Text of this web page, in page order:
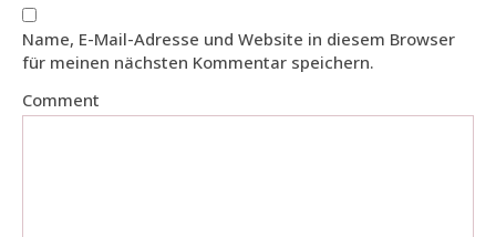
Name, E-Mail-Adresse und Website in diesem Browser
für meinen nächsten Kommentar speichern.
Comment